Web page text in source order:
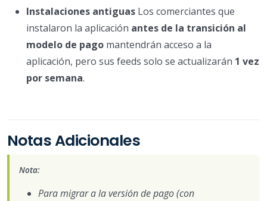
Instalaciones antiguas Los comerciantes que
instalaron la aplicación antes de la transición al
modelo de pago mantendrán acceso a la
aplicación, pero sus feeds solo se actualizarán 1 vez
por semana.
Notas Adicionales
Nota:
Para migrar a la versión de pago (con